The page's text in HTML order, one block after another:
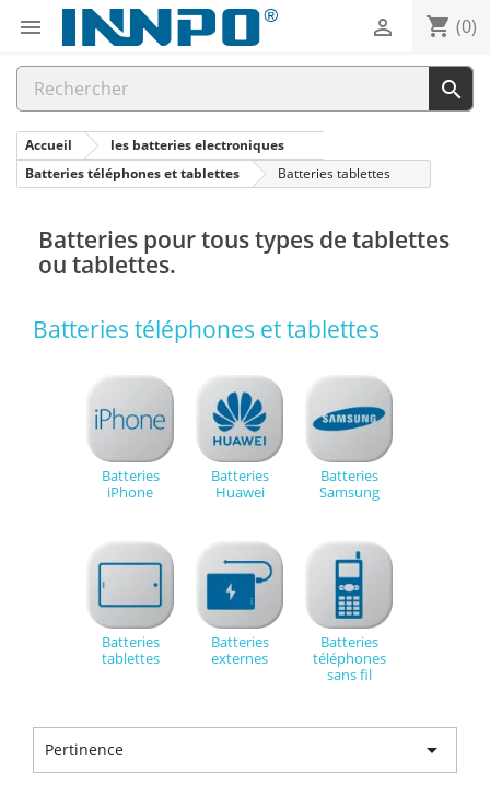
 shopping_cart (0)


Accueil
les batteries electroniques
Batteries téléphones et tablettes
Batteries tablettes
Batteries pour tous types de tablettes
ou tablettes.
Batteries téléphones et tablettes
Batteries
iPhone
Batteries
Huawei
Batteries
Samsung
Batteries
tablettes
Batteries
externes
Batteries
téléphones
sans fil
Pertinence 